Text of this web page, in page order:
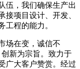
伍，我们确保生产出
接项目设计、开发、
工程的能力。
在变，诚信不
新为宗旨。致力于
广大客户赞赏。经过